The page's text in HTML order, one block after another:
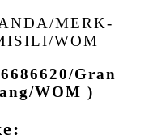
MERK-
WOM
Gran
WOM )